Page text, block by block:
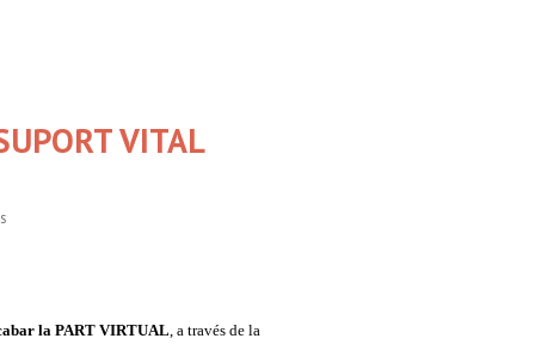
2026
2026
VITAL
la PART VIRTUAL, a través de la